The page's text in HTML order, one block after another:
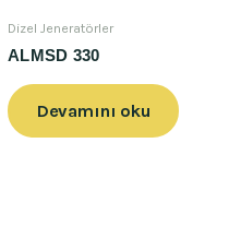
Dizel Jeneratörler
ALMSD 330
Devamını oku